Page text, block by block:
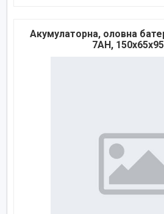
Акумулаторна, оловна
7AH,